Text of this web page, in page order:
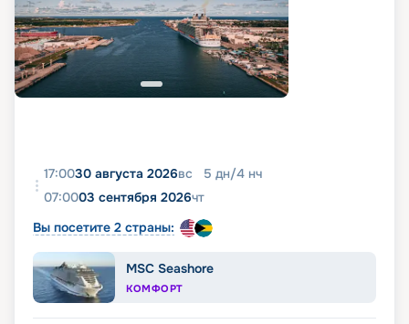
17:0030 августа 2026вс 5 дн/4 нч
07:0003 сентября 2026чт
Вы посетите 2 страны:
MSC Seashore
КОМФОРТ